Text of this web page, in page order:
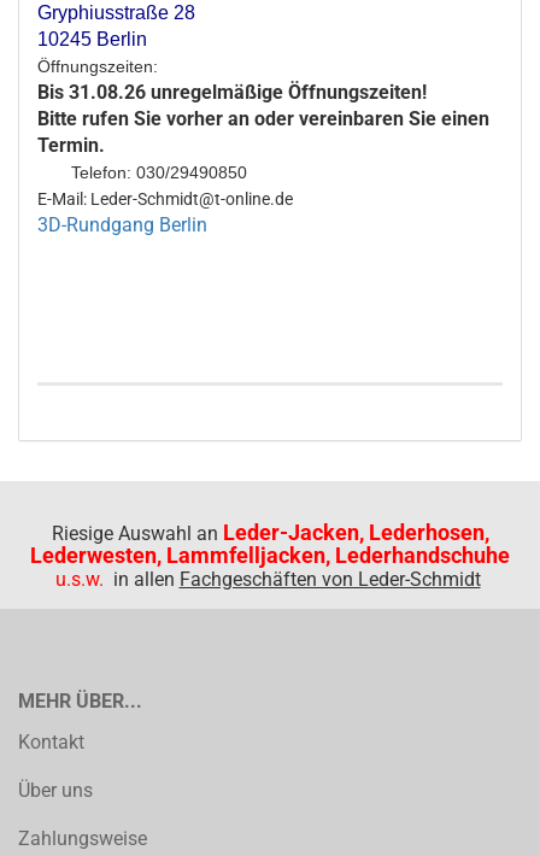
Gryphiusstraße 28
10245 Berlin
Öffnungszeiten:
Bis 31.08.26 unregelmäßige Öffnungszeiten!
Bitte rufen Sie vorher an oder vereinbaren Sie einen
Termin.
Telefon: 030/29490850
E-Mail: Leder-Schmidt@t-online.de
3D-Rundgang Berlin
Riesige Auswahl an Leder-Jacken, Lederhosen,
Lederwesten, Lammfelljacken, Lederhandschuhe
u.s.w. in allen Fachgeschäften von Leder-Schmidt
MEHR ÜBER...
Kontakt
Über uns
Zahlungsweise